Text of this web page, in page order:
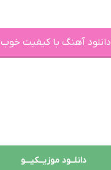
دانلود آهنگ با کیفیت خوب 128
دانلــود موزیــکیـــو